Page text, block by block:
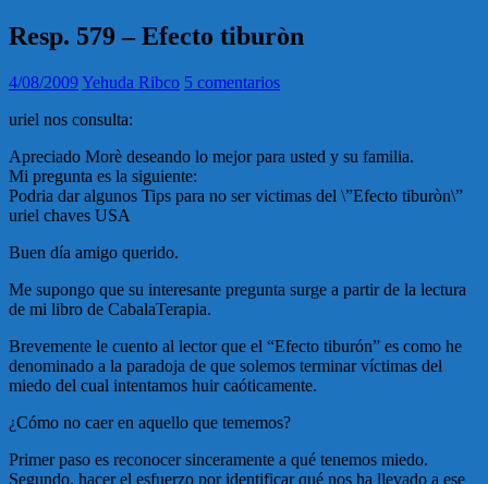
Resp. 579 – Efecto tiburòn
4/08/2009Yehuda Ribco 5 comentarios
uriel nos consulta:
Apreciado Morè deseando lo mejor para usted y su familia.
Mi pregunta es la siguiente:
Podria dar algunos Tips para no ser victimas del \”Efecto tiburòn\”
uriel chaves USA
Buen día amigo querido.
Me supongo que su interesante pregunta surge a partir de la lectura
de mi libro de CabalaTerapia.
Brevemente le cuento al lector que el “Efecto tiburón” es como he
denominado a la paradoja de que solemos terminar víctimas del
miedo del cual intentamos huir caóticamente.
¿Cómo no caer en aquello que tememos?
Primer paso es reconocer sinceramente a qué tenemos miedo.
Segundo, hacer el esfuerzo por identificar qué nos ha llevado a ese